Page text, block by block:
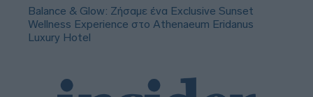
Balance & Glow: Ζήσαμε ένα Exclusive Sunset
Wellness Experience στο Athenaeum Eridanus
Luxury Hotel